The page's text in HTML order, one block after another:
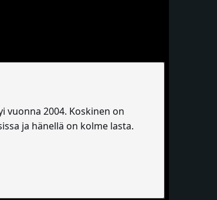
vuonna 2004. Koskinen on
ja hänellä on kolme lasta.